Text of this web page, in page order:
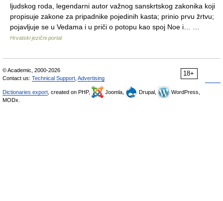
ljudskog roda, legendarni autor važnog sanskrtskog zakonika koji
propisuje zakone za pripadnike pojedinih kasta; prinio prvu žrtvu;
pojavljuje se u Vedama i u priči o potopu kao spoj Noe i… …
Hrvatski jezični portal
18+
© Academic, 2000-2026
Contact us: Technical Support Advertising
Dictionaries export , created on PHP, Joomla, Drupal,
WordPress,
MODx.